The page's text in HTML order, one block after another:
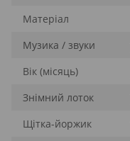
Матеріал
Музика / звуки
Вік (місяць)
Знімний лоток
Щітка-йоржик